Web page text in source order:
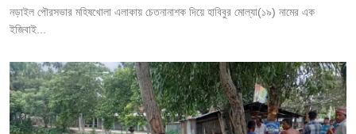
নড়াইল পৌরসভার মহিষখোলা এলাকায় চেতনানাশক দিয়ে হাবিবুর মোল্যা(১৯) নামের এক
ইজিবাই...